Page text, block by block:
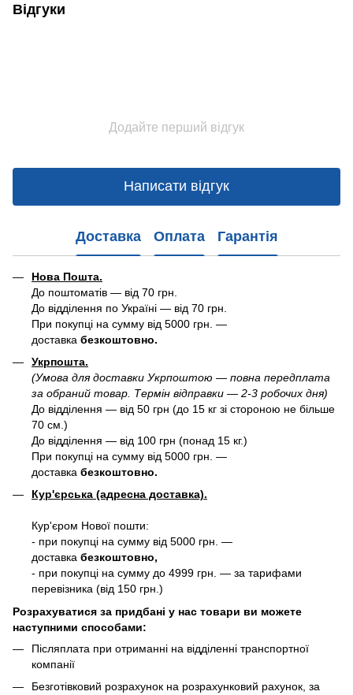
Відгуки
Додайте перший відгук
Написати відгук
Доставка Оплата Гарантія
Нова Пошта.
До поштоматів — від 70 грн.
До відділення по Україні — від 70 грн.
При покупці на сумму від 5000 грн. —
доставка безкоштовно.
Укрпошта.
(Умова для доставки Укрпоштою — повна передплата
за обраний товар. Термін відправки — 2-3 робочих дня)
До відділення — від 50 грн (до 15 кг зі стороною не більше
70 см.)
До відділення — від 100 грн (понад 15 кг.)
При покупці на сумму від 5000 грн. —
доставка безкоштовно.
Кур'єрська (адресна доставка).
Кур'єром Нової пошти:
- при покупці на сумму від 5000 грн. —
доставка безкоштовно,
- при покупці на сумму до 4999 грн. — за тарифами
перевізника (від 150 грн.)
Розрахуватися за придбані у нас товари ви можете
наступними способами:
Післяплата при отриманні на відділенні транспортної
компанії
Безготівковий розрахунок на розрахунковий рахунок, за